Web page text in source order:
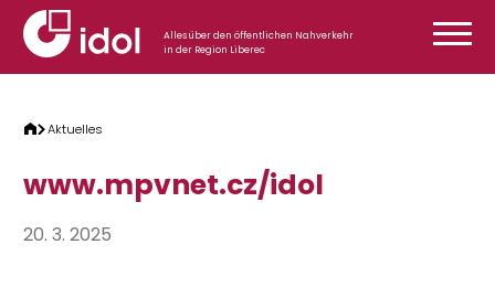
Zum Inhalt springen
Alles über den öffentlichen Nahverkehr
in der Region Liberec
Aktuelles
www.mpvnet.cz/idol
20. 3. 2025